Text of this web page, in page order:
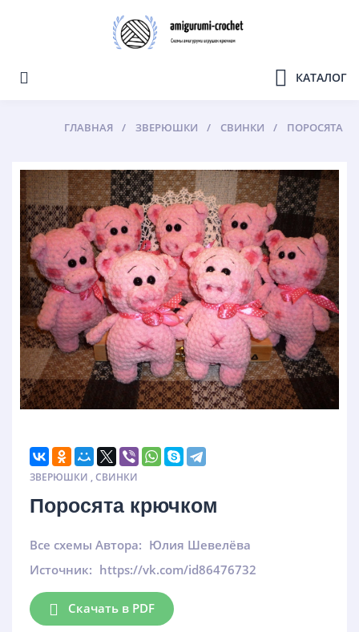
КАТАЛОГ
ГЛАВНАЯ ЗВЕРЮШКИ СВИНКИ ПОРОСЯТА
ЗВЕРЮШКИ ,СВИНКИ
Поросята крючком
Все схемы Автора: Юлия Шевелёва
Источник: https://vk.com/id86476732
Скачать в PDF